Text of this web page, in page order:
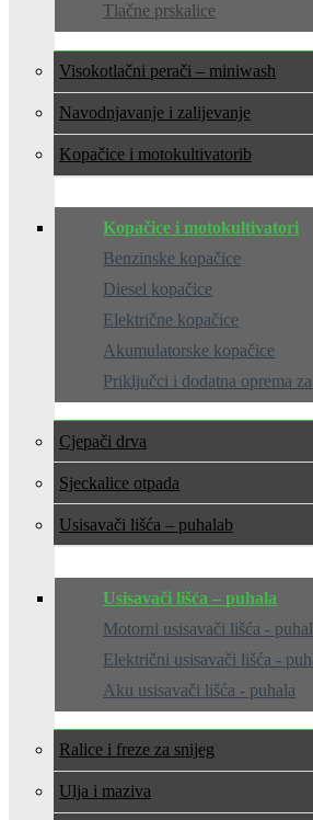
Tlačne prskalice
Visokotlačni perači – miniwash
Navodnjavanje i zalijevanje
Kopačice i motokultivatori
Kopačice i motokultivatori
Benzinske kopačice
Diesel kopačice
Električne kopačice
Akumulatorske kopačice
Priključci i dodatna oprema
Cjepači drva
Sjeckalice otpada
Usisavači lišća – puhala
Usisavači lišća – puhala
Motorni usisavači lišća -
Električni usisavači lišća -
Aku usisavači lišća - puhala
Ralice i freze za snijeg
Ulja i maziva